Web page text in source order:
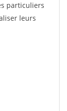
particuliers
leurs